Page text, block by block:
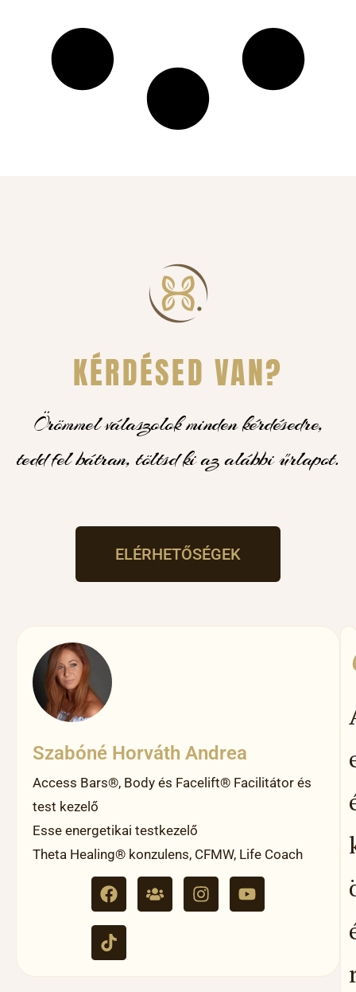
KÉRDÉSED VAN?
Örömmel válaszolok minden kérdésedre,
tedd fel bátran, töltsd ki az alábbi űrlapot.
ELÉRHETŐSÉGEK
Szabóné Horváth Andrea
Access Bars®, Body és Facelift® Facilitátor és
test kezelő
Esse energetikai testkezelő
Theta Healing® konzulens, CFMW, Life Coach